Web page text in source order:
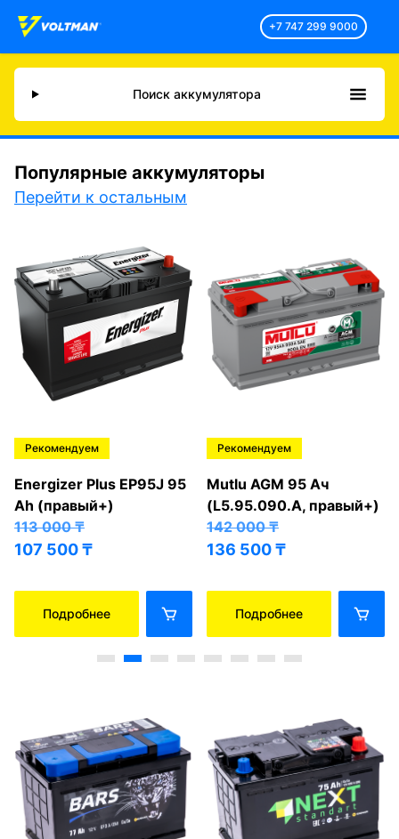
+7 747 299 9000
Поиск аккумулятора
Популярные аккумуляторы
Перейти к остальным
Рекомендуем
Energizer Plus EP95J 95
Ah (правый+)
113 000₸
107 500₸
Подробнее
Рекомендуем
Mutlu AGM 95 Ач
(L5.95.090.A, правый+)
142 000₸
136 500₸
Подробнее